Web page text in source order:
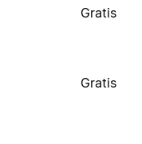
Gratis
Gratis